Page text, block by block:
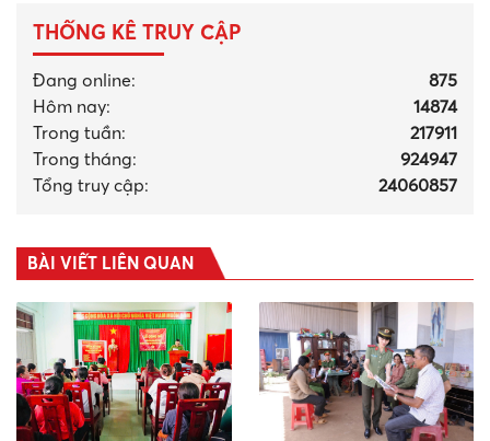
THỐNG KÊ TRUY CẬP
Đang online:
875
Hôm nay:
14874
Trong tuần:
217911
Trong tháng:
924947
Tổng truy cập:
24060857
BÀI VIẾT LIÊN QUAN